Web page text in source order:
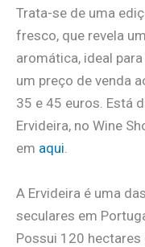
Trata-se de uma
fresco, que revela
aromática, ideal
um preço de venda
35 e 45 euros. Está
Ervideira, no Wine
em aqui.
A Ervideira é uma
seculares em
Possui 120